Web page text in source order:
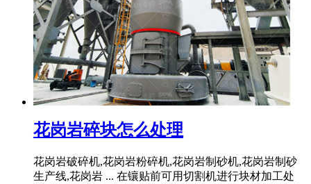
花岗岩碎块怎么处理
花岗岩破碎机,花岗岩粉碎机,花岗岩制砂机,花岗岩制砂
生产线,花岗岩 ... 在镶贴前可用切割机进行块材加工处